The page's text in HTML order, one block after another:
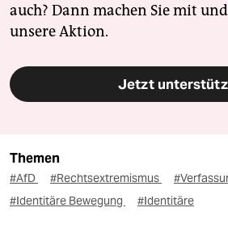
auch? Dann machen Sie mit
unsere Aktion.
Jetzt
Themen
#AfD #Rechtsextremismus
#Identitäre Bewegung
#Identitäre